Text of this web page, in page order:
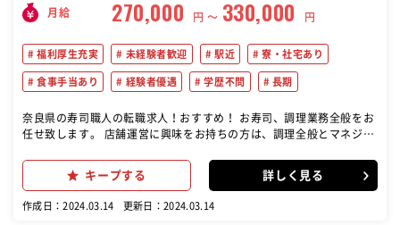
月給 270,000 円 〜 330,000 円
福利厚生充実 未経験者歓迎 駅近 寮・社宅あり
食事手当あり 経験者優遇 学歴不問 長期
奈良県の寿司職人の転職求人！おすすめ！ お寿司、調理業務全般をお
任せ致します。 店舗運営に興味をお持ちの方は、調理全般とマネジメ
司、魚調理全般 ・その他調理業務
キープする 詳しく見る
作成日：2024.03.14 更新日：2024.03.14